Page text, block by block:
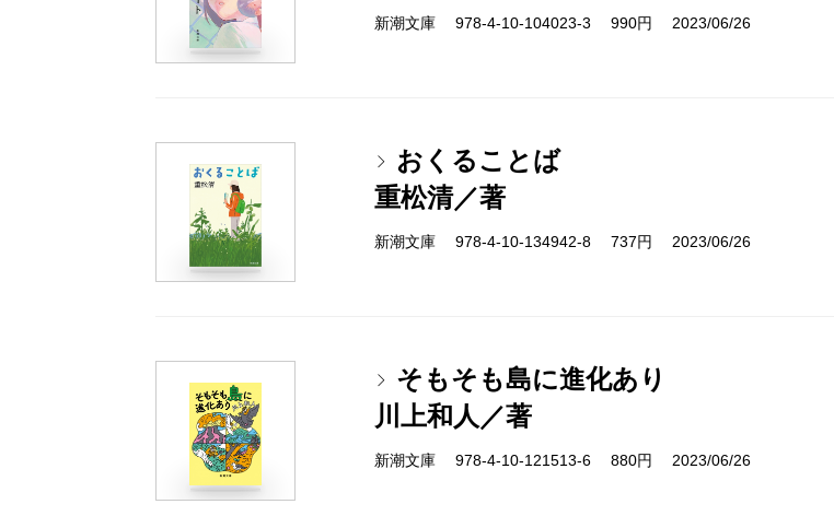
新潮文庫 978-4-10-104023-3 990円 2023/06/26
おくることば
重松清／著
新潮文庫 978-4-10-134942-8 737円 2023/06/26
そもそも島に進化あり
川上和人／著
新潮文庫 978-4-10-121513-6 880円 2023/06/26